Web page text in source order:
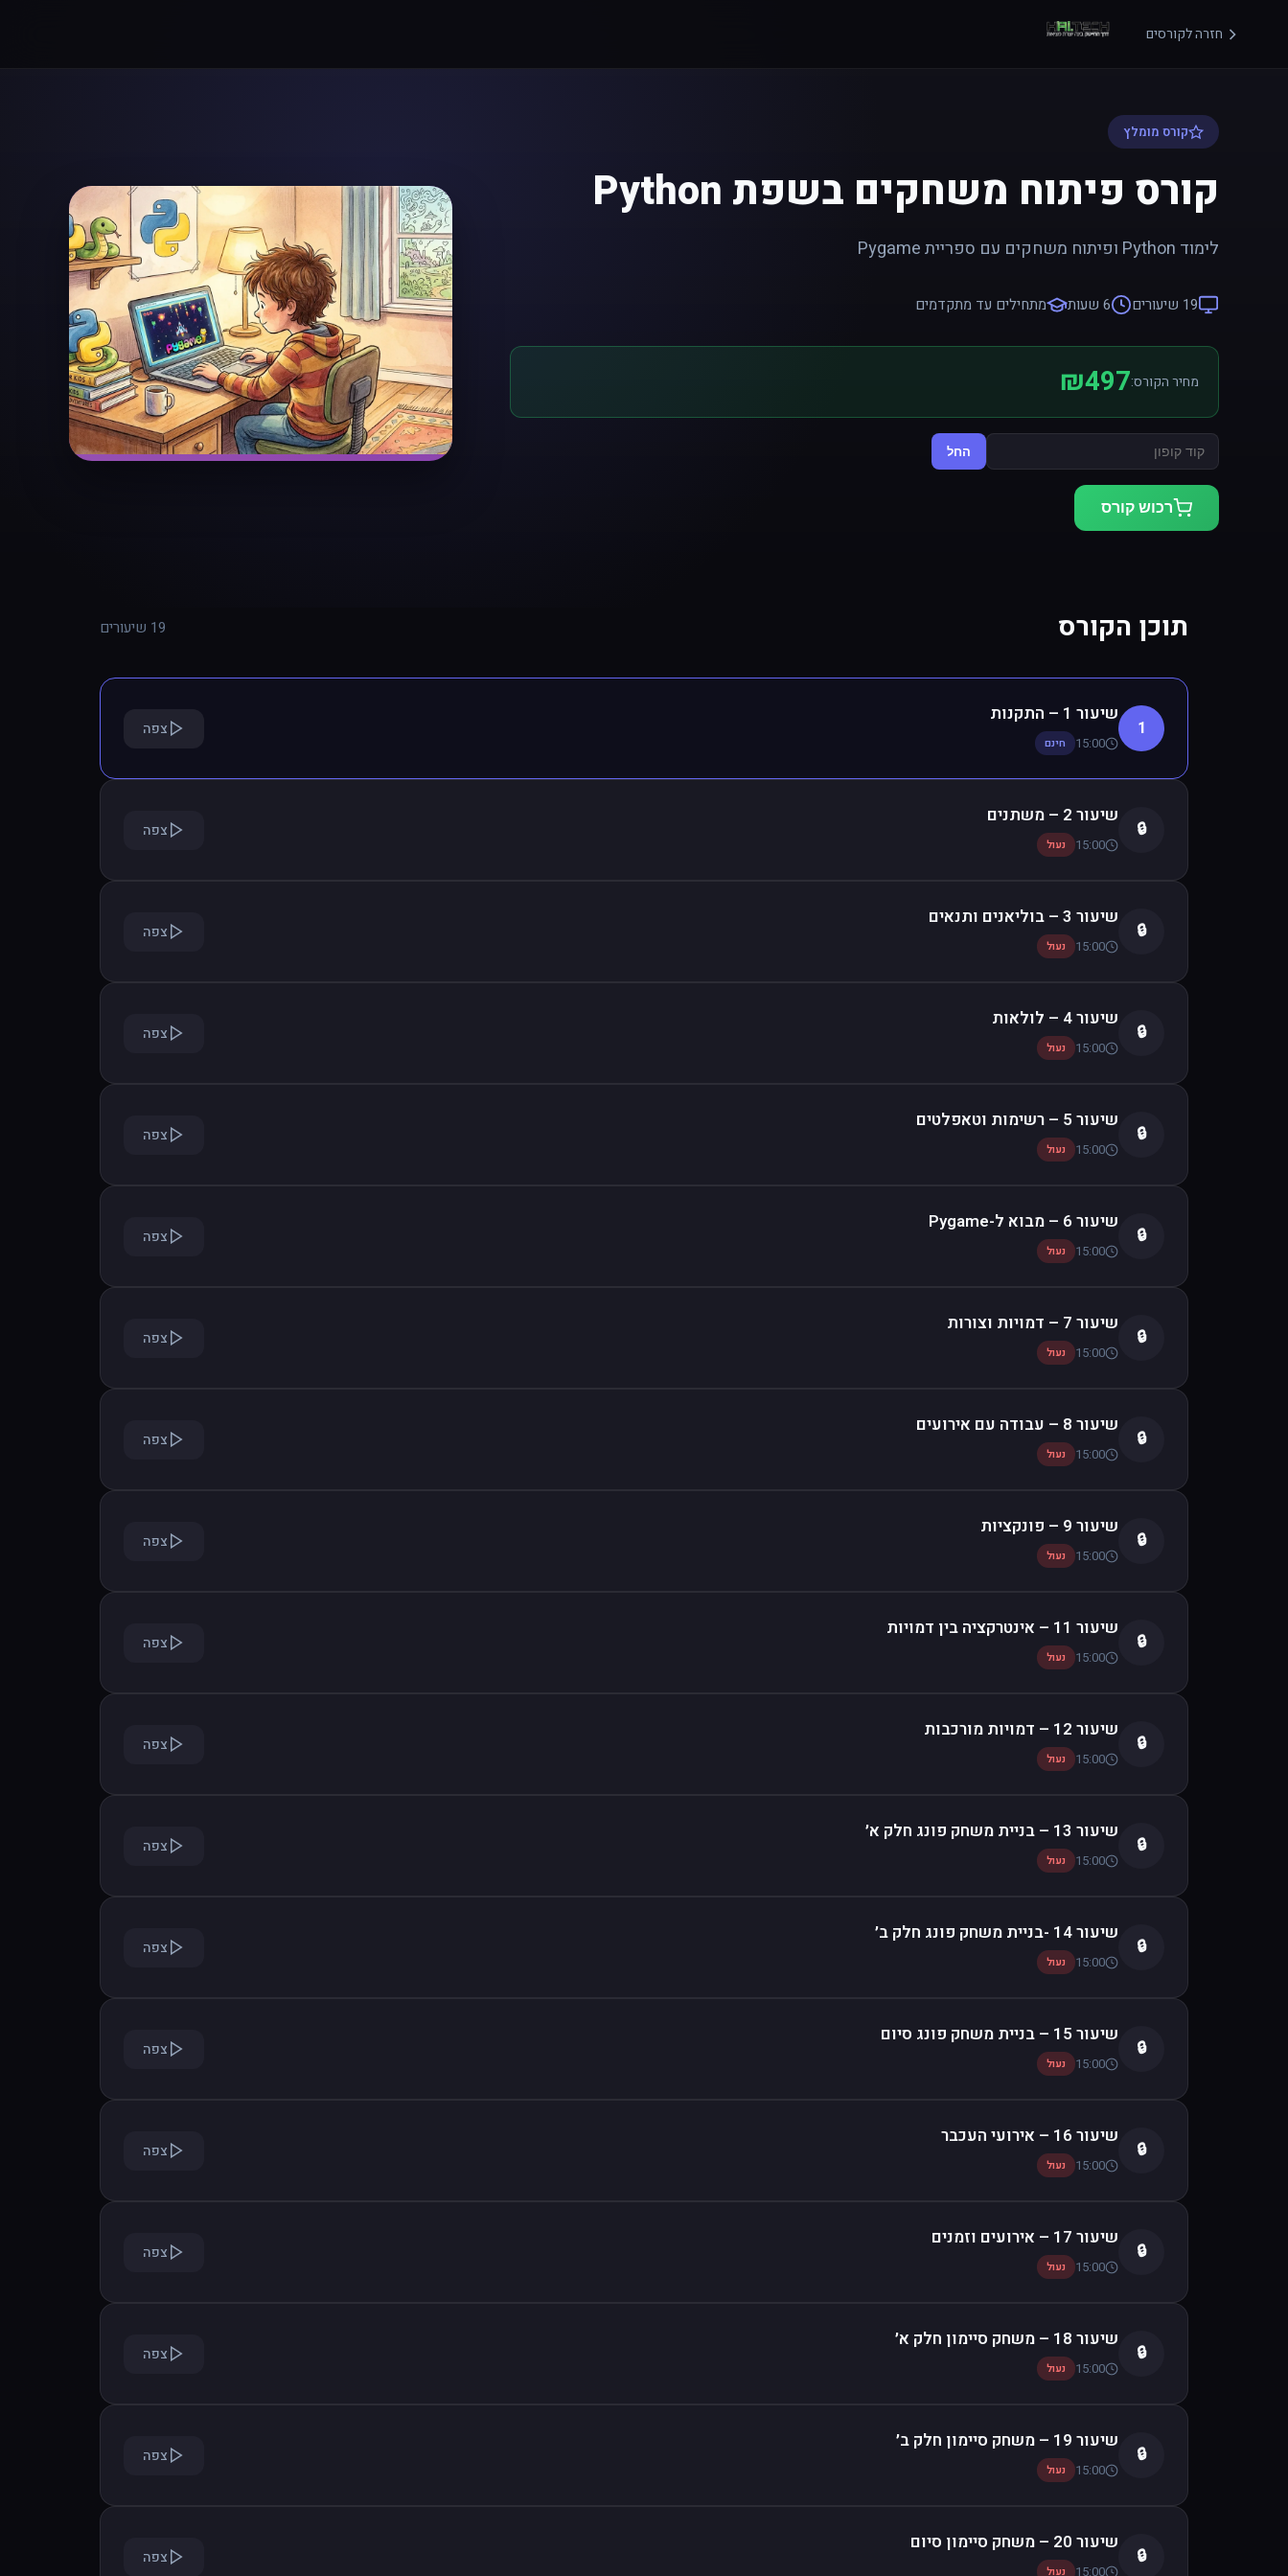
חזרה לקורסים
קורס מומלץ
קורס פיתוח משחקים בשפת Python
לימוד Python ופיתוח משחקים עם ספריית Pygame
19 שיעורים 6 שעות מתחילים עד מתקדמים
מחיר הקורס:₪497
החל
רכוש קורס
תוכן הקורס 19 שיעורים
1
שיעור 1 – התקנות
15:00 חינם
צפה
🔒
שיעור 2 – משתנים
15:00 נעול
צפה
🔒
שיעור 3 – בוליאנים ותנאים
15:00 נעול
צפה
🔒
שיעור 4 – לולאות
15:00 נעול
צפה
🔒
שיעור 5 – רשימות וטאפלטים
15:00 נעול
צפה
🔒
שיעור 6 – מבוא ל-Pygame
15:00 נעול
צפה
🔒
שיעור 7 – דמויות וצורות
15:00 נעול
צפה
🔒
שיעור 8 – עבודה עם אירועים
15:00 נעול
צפה
🔒
שיעור 9 – פונקציות
15:00 נעול
צפה
🔒
שיעור 11 – אינטרקציה בין דמויות
15:00 נעול
צפה
🔒
שיעור 12 – דמויות מורכבות
15:00 נעול
צפה
🔒
שיעור 13 – בניית משחק פונג חלק א׳
15:00 נעול
צפה
🔒
שיעור 14 -בניית משחק פונג חלק ב׳
15:00 נעול
צפה
🔒
שיעור 15 – בניית משחק פונג סיום
15:00 נעול
צפה
🔒
שיעור 16 – אירועי העכבר
15:00 נעול
צפה
🔒
שיעור 17 – אירועים וזמנים
15:00 נעול
צפה
🔒
שיעור 18 – משחק סיימון חלק א׳
15:00 נעול
צפה
🔒
שיעור 19 – משחק סיימון חלק ב׳
15:00 נעול
צפה
🔒
שיעור 20 – משחק סיימון סיום
15:00 נעול
צפה